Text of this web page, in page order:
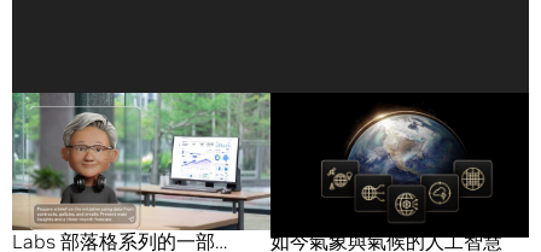
Nemotron Labs：AI 代理
程式如何將文件轉化為即
時商業智慧
編註：此文章是 Nemotron
Labs 部落格系列的一部…
NVIDIA推出Earth-2系列
開放模型， 全球首套完全
開放且加速的AI氣象模型
與工具組合
如今氣象與氣候的人工智慧